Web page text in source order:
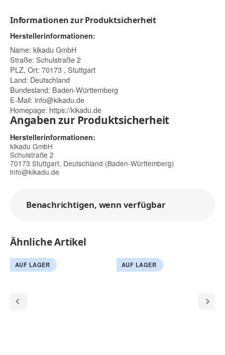
Informationen zur Produktsicherheit
Herstellerinformationen:
Name: kikadu GmbH
Straße: Schulstraße 2
PLZ, Ort: 70173 , Stuttgart
Land: Deutschland
Bundesland: Baden-Württemberg
E-Mail: info@kikadu.de
Homepage: https://kikadu.de
Angaben zur Produktsicherheit
Herstellerinformationen:
kikadu GmbH
Schulstraße 2
70173 Stuttgart, Deutschland (Baden-Württemberg)
info@kikadu.de
Benachrichtigen, wenn verfügbar
Ähnliche Artikel
AUF LAGER AUF LAGER